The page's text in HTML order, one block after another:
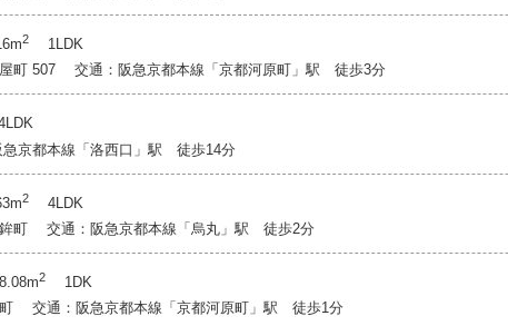
2
1LDK
屋町 507 交通：阪急京都本線「京都河原町」駅 徒歩3分
京都本線「洛西口」駅 徒歩14分
2
4LDK
鉾町 交通：阪急京都本線「烏丸」駅 徒歩2分
2
1DK
町 交通：阪急京都本線「京都河原町」駅 徒歩1分